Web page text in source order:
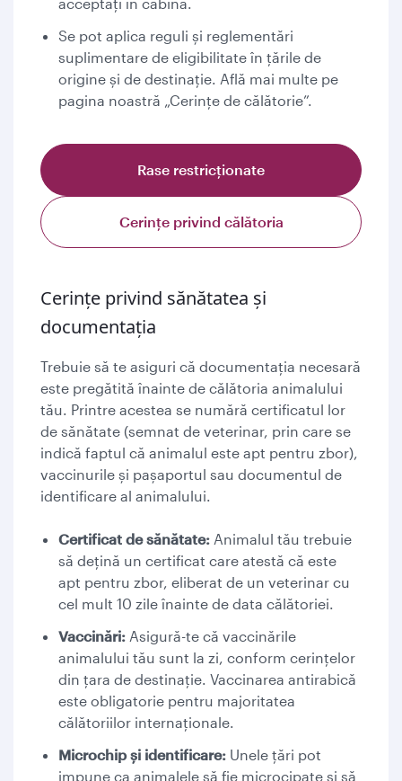
Se pot aplica reguli și reglementări
suplimentare de eligibilitate în țările de
origine și de destinație. Află mai multe pe
pagina noastră „Cerințe de călătorie”.
Rase restricționate
Cerințe privind călătoria
Cerințe privind sănătatea și
documentația
Trebuie să te asiguri că documentația necesară
este pregătită înainte de călătoria animalului
tău. Printre acestea se numără certificatul lor
de sănătate (semnat de veterinar, prin care se
indică faptul că animalul este apt pentru zbor),
vaccinurile și pașaportul sau documentul de
identificare al animalului.
Certificat de sănătate: Animalul tău trebuie
să dețină un certificat care atestă că este
apt pentru zbor, eliberat de un veterinar cu
cel mult 10 zile înainte de data călătoriei.
Vaccinări: Asigură-te că vaccinările
animalului tău sunt la zi, conform cerințelor
din țara de destinație. Vaccinarea antirabică
este obligatorie pentru majoritatea
călătoriilor internaționale.
Microchip și identificare: Unele țări pot
impune ca animalele să fie microcipate și să